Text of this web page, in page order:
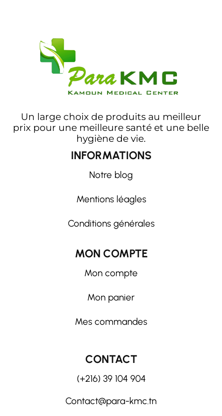
Un large choix de produits au meilleur
prix pour une meilleure santé et une belle
hygiène de vie.
INFORMATIONS
Notre blog
Mentions léagles
Conditions générales
MON COMPTE
Mon compte
Mon panier
Mes commandes
CONTACT
(+216) 39 104 904
Contact@para-kmc.tn